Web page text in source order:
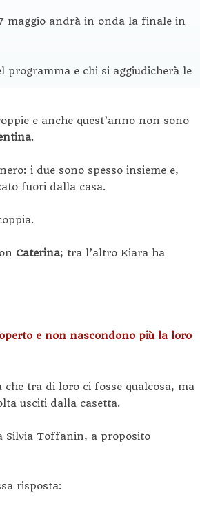
maggio andrà in onda la finale in
programma e chi si aggiudicherà le
e anche quest’anno non sono
.
i due sono spesso insieme e,
fuori dalla casa.
Caterina; tra l’altro Kiara ha
e non nascondono più la loro
che tra di loro ci fosse qualcosa, ma
usciti dalla casetta.
Silvia Toffanin, a proposito
risposta: